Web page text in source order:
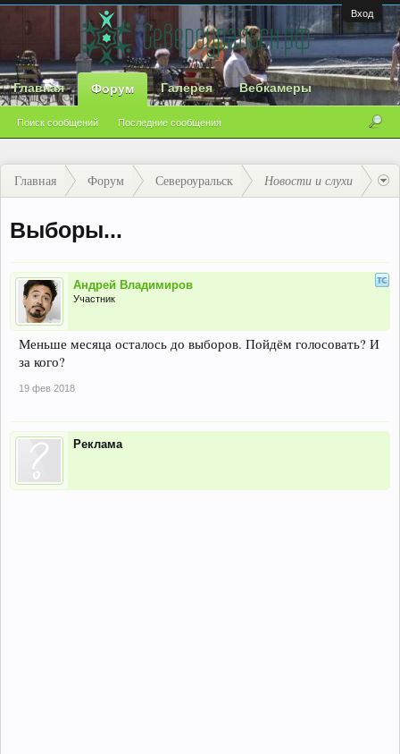
Вход
Главная Форум
Поиск сообщений Последние сообщения
Галерея Вебкамеры
Главная Форум Североуральск Новости и слухи
Выборы...
Андрей Владимиров
Участник
Меньше месяца осталось до выборов. Пойдём голосовать? И
за кого?
19 фев 2018
Реклама